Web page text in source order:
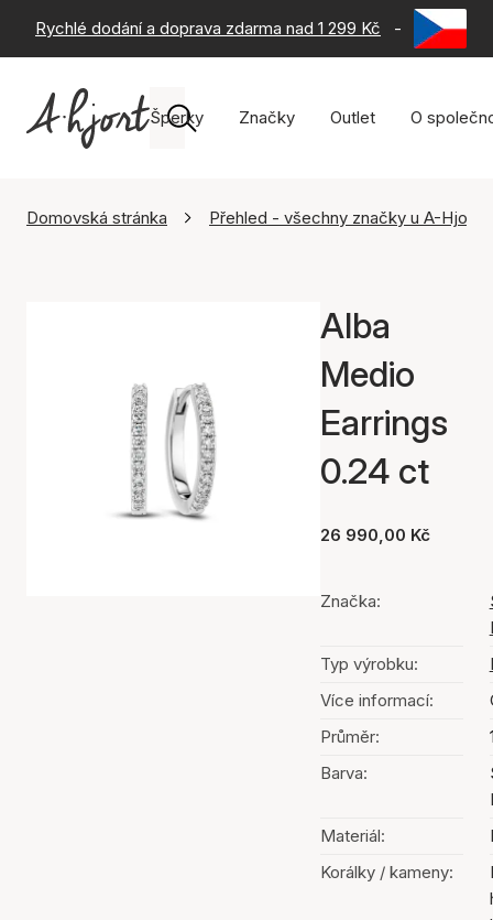
Rychlé dodání a doprava zdarma nad 1 299 Kč - 60 dní
Šperky Značky Outlet O
Domovská stránka Přehled - všechny značky u A-Hjort
Alba
Medio
Earrings
0.24 ct
26 990,00 Kč
Značka:
Typ výrobku:
Více informací:
Průměr:
Barva:
Materiál:
Korálky / kameny: